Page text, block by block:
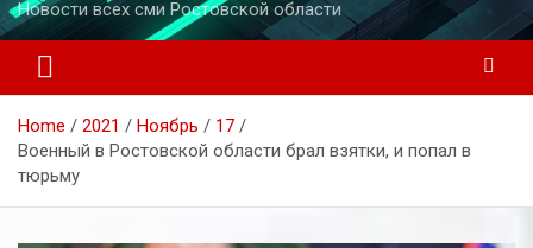
Новости всех сми Ростовской области
Home 2021 Ноябрь
17
Военный в Ростовской области брал взятки, и попал в
тюрьму